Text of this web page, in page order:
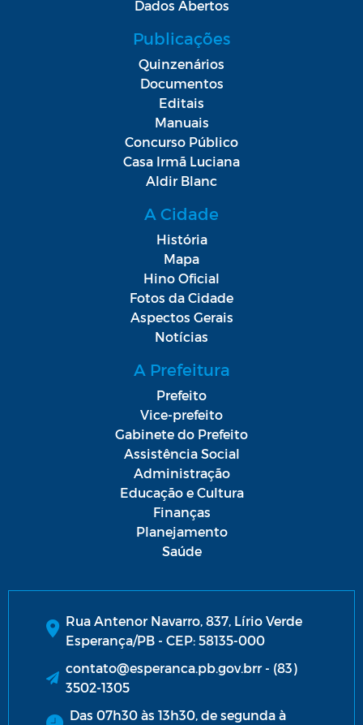
Dados Abertos
Publicações
Quinzenários
Documentos
Editais
Manuais
Concurso Público
Casa Irmã Luciana
Aldir Blanc
A Cidade
História
Mapa
Hino Oficial
Fotos da Cidade
Aspectos Gerais
Notícias
A Prefeitura
Prefeito
Vice-prefeito
Gabinete do Prefeito
Assistência Social
Administração
Educação e Cultura
Finanças
Planejamento
Saúde
Rua Antenor Navarro, 837, Lírio Verde
Esperança/PB - CEP: 58135-000
contato@esperanca.pb.gov.brr - (83)
3502-1305
Das 07h30 às 13h30, de segunda à